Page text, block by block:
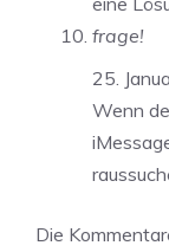
frage!
25.
Wenn
Die